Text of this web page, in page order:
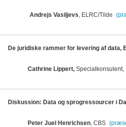
Andrejs Vasiļjevs, ELRC/Tilde
De juridiske rammer for levering af data,
Cathrine Lippert,
Diskussion: Data og sprogressourcer i
Peter Juel Henrichsen, CBS